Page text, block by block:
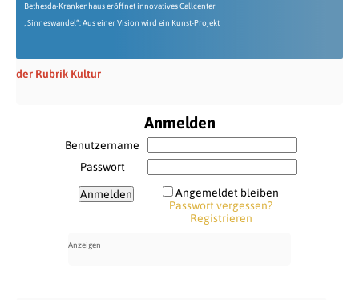
Bethesda-Krankenhaus eröffnet innovatives Callcenter
„Sinneswandel“: Aus einer Vision wird ein Kunst-Projekt
der Rubrik Kultur
Anmelden
Benutzername
Passwort
Angemeldet bleiben
Passwort vergessen?
Registrieren